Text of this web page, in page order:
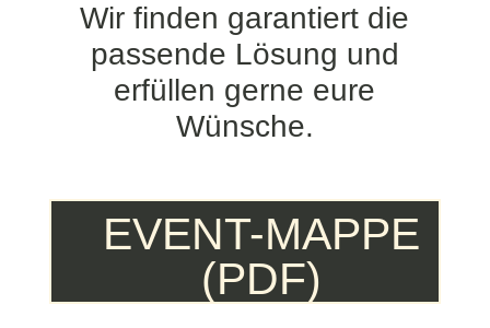
Wir finden garantiert die
passende Lösung und
erfüllen gerne eure
Wünsche.
EVENT-MAPPE
(PDF)